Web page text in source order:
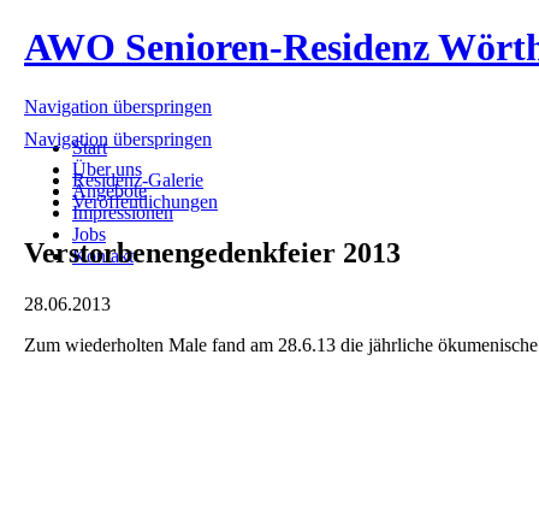
AWO Senioren-Residenz
Navigation überspringen
Start
Über uns
Angebote
Impressionen
Jobs
Kontakt
Navigation überspringen
Residenz-Galerie
Veröffentlichungen
Verstorbenengedenkfeier 2013
28.06.2013
Zum wiederholten Male fand am 28.6.13 die jährliche